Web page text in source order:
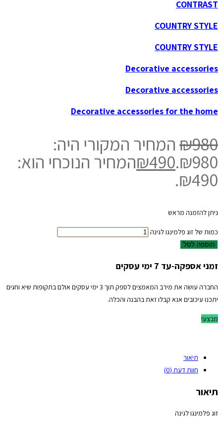
CONTRAST
COUNTRY STYLE
COUNTRY STYLE
Decorative accessories
Decorative accessories
Decorative accessories for the home
₪980 המחיר המקורי היה:
₪980.
₪490 המחיר הנוכחי הוא:
₪490.
ניתן להזמנה מראש
כמות של זוג פלמינגו לגינה
הוספה לסל
זמני אספקה-עד 7 ימי עסקים
החברה עושה את מירב המאמצים לספק תוך 3 ימי עסקים אולם בתקופות שיא וחגים
יתכנו עיכובים אנא קבלו זאת בהבנה והכלה.
מבצע!
תיאור
חוות דעת (0)
תיאור
זוג פלמינגו לגינה